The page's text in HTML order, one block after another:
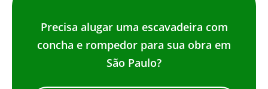
Precisa alugar uma escavadeira com
concha e rompedor para sua obra em
São Paulo?